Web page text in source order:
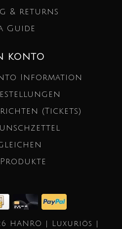
& returns
Guide
KONTO
Information
(Tickets)
HANRO | Luxuriös |